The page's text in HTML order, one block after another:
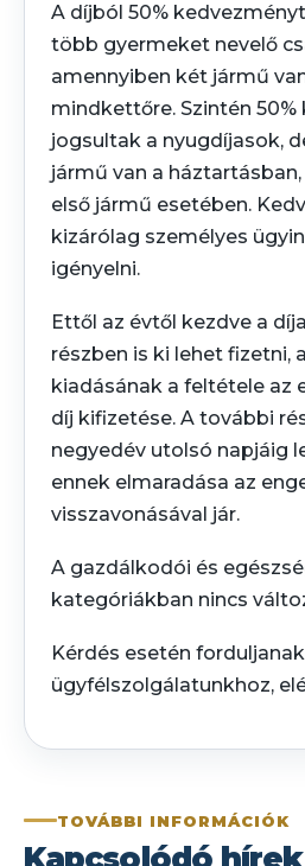
A díjból 50%
több gyermeket nevelő
amennyiben két jármű
mindkettőre. Szintén
jogsultak a nyugdíjasok,
jármű van a
első jármű esetében.
kizárólag személyes
igényelni.
Ettől az évtől kezdve a
részben is ki lehet fizetni,
kiadásának a feltétele az
díj kifizetése. A további
negyedév utolsó napjáig
ennek elmaradása az
visszavonásával jár.
A gazdálkodói és
kategóriákban nincs
Kérdés esetén forduljanak
ügyfélszolgálatunkhoz,
TOVÁBBI INFORMÁCIÓK
Kapcsolódó hírek